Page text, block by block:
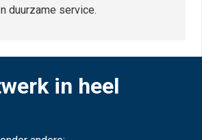
duurzame service.
in heel